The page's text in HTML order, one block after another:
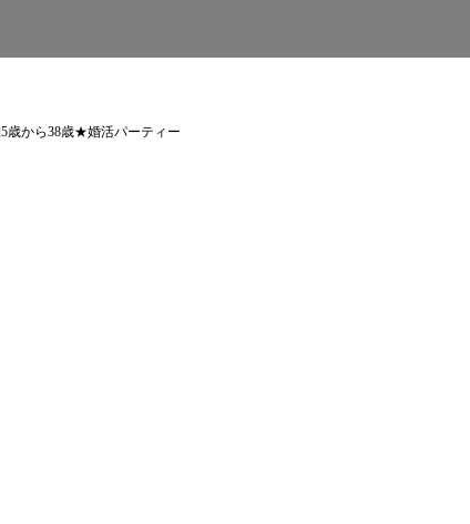
歳から38歳★婚活パーティー